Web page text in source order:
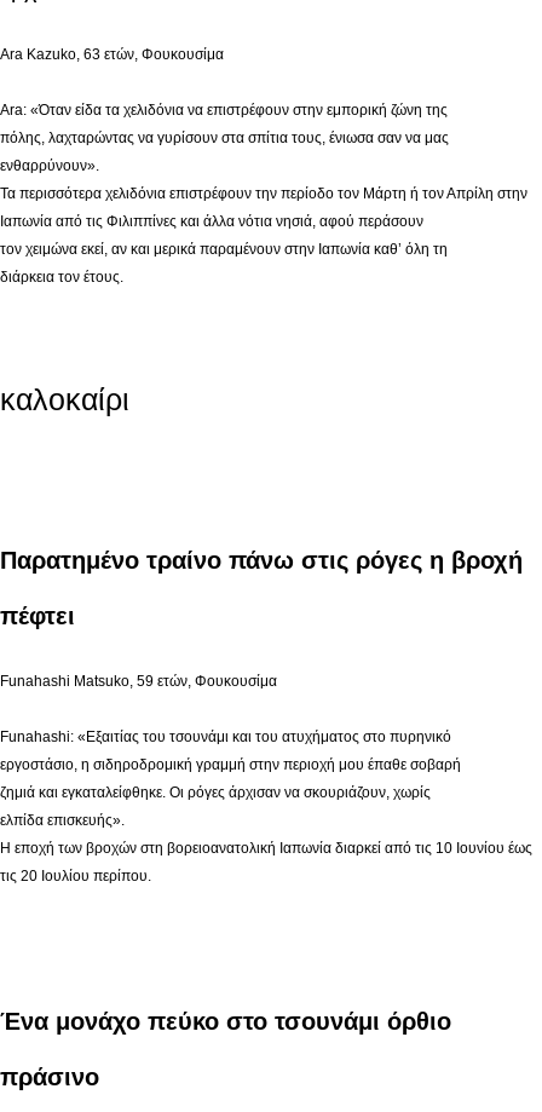
Ara Kazuko, 63 ετών, Φουκουσίμα
Ara: «Όταν είδα τα χελιδόνια να επιστρέφουν στην εμπορική ζώνη της
πόλης, λαχταρώντας να γυρίσουν στα σπίτια τους, ένιωσα σαν να μας
ενθαρρύνουν».
Τα περισσότερα χελιδόνια επιστρέφουν την περίοδο τον Μάρτη ή τον Απρίλη στην
Ιαπωνία από τις Φιλιππίνες και άλλα νότια νησιά, αφού περάσουν
τον χειμώνα εκεί, αν και μερικά παραμένουν στην Ιαπωνία καθ’ όλη τη
διάρκεια τον έτους.
καλοκαίρι
Παρατημένο τραίνο πάνω στις ρόγες η βροχή
πέφτει
Funahashi Matsuko, 59 ετών, Φουκουσίμα
Funahashi: «Εξαιτίας του τσουνάμι και του ατυχήματος στο πυρηνικό
εργοστάσιο, η σιδηροδρομική γραμμή στην περιοχή μου έπαθε σοβαρή
ζημιά και εγκαταλείφθηκε. Οι ρόγες άρχισαν να σκουριάζουν, χωρίς
ελπίδα επισκευής».
Η εποχή των βροχών στη βορειοανατολική Ιαπωνία διαρκεί από τις 10 Ιουνίου έως
τις 20 Ιουλίου περίπου.
Ένα μονάχο πεύκο στο τσουνάμι όρθιο
πράσινο